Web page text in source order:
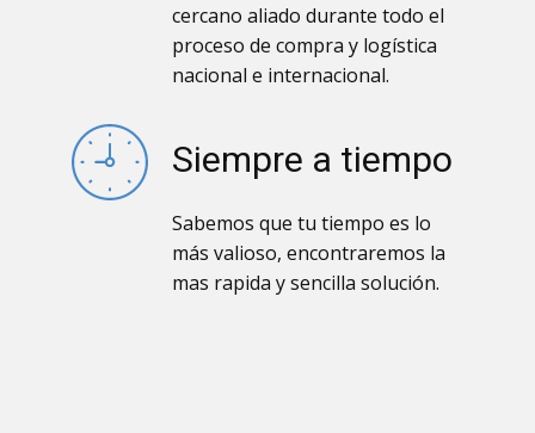
cercano aliado durante todo el
proceso de compra y logística
nacional e internacional.
Siempre a tiempo
Sabemos que tu tiempo es lo
más valioso, encontraremos la
mas rapida y sencilla solución.